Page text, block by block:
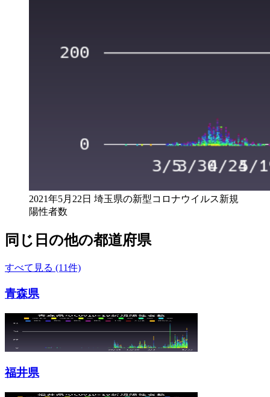
2021年5月22日 埼玉県の新型コロナウイルス新規
陽性者数
同じ日の他の都道府県
すべて見る (11件)
青森県
福井県